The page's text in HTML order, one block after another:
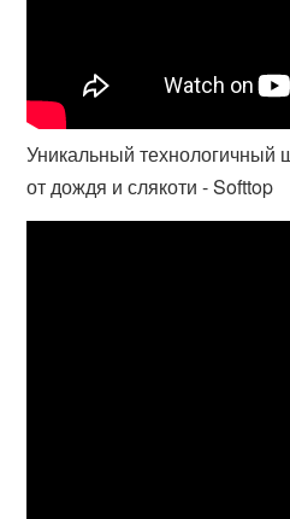
Уникальный технологичный
от дождя и слякоти - Softtop